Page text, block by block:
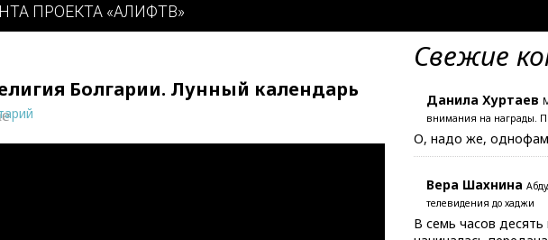
ПРОЕКТА «АЛИФТВ»
Болгарии. Лунный календарь
Свежие
Данила Хуртаев
внимания на награды.
О, надо же,
Вера Шахнина
телевидения до хаджи
В семь часов